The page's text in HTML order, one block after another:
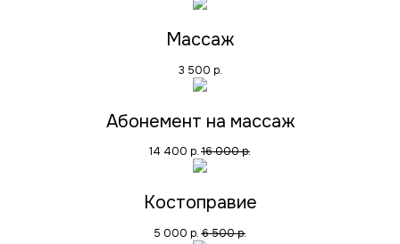
Массаж
3 500 р.
Абонемент на массаж
14 400 р. 16 000р.
Костоправие
5 000 р. 6 500р.